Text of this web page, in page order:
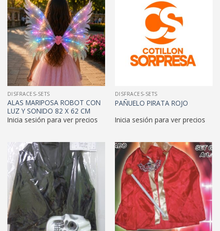
DISFRACES-SETS
ALAS MARIPOSA ROBOT CON
LUZ Y SONIDO 82 X 62 CM
Inicia sesión para ver precios
DISFRACES-SETS
PAÑUELO PIRATA ROJO
Inicia sesión para ver precios